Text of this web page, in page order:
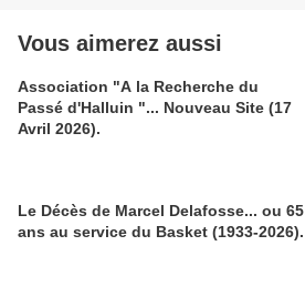
Vous aimerez aussi
Association "A la Recherche du
Passé d'Halluin "... Nouveau Site (17
Avril 2026).
Le Décès de Marcel Delafosse... ou 65
ans au service du Basket (1933-2026).